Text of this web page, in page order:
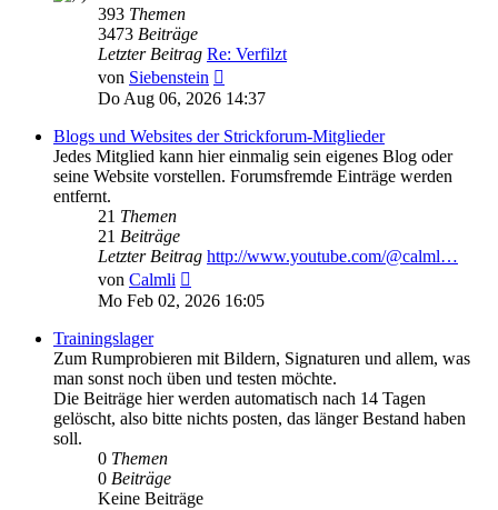
393 Themen
3473 Beiträge
Letzter Beitrag Re: Verfilzt
von Siebenstein
Beitrag
Do Aug 06, 2026 14:37
Blogs und Websites der Strickforum-Mitglieder
Jedes Mitglied kann hier einmalig sein eigenes Blog oder
seine Website vorstellen. Forumsfremde Einträge werden
entfernt.
21 Themen
21 Beiträge
Letzter Beitrag http://www.youtube.com/@calml…
von Calmli
Beitrag
Mo Feb 02, 2026 16:05
Trainingslager
Zum Rumprobieren mit Bildern, Signaturen und allem, was
man sonst noch üben und testen möchte.
Die Beiträge hier werden automatisch nach 14 Tagen
gelöscht, also bitte nichts posten, das länger Bestand haben
soll.
0 Themen
0 Beiträge
Keine Beiträge